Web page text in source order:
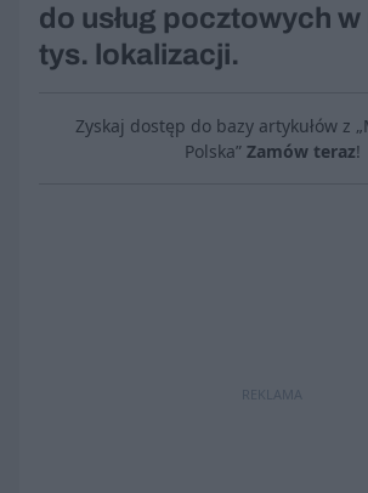
do usług pocztowych
tys. lokalizacji.
Zyskaj dostęp do bazy artykułów z
Polska” Zamów teraz!
REKLAMA